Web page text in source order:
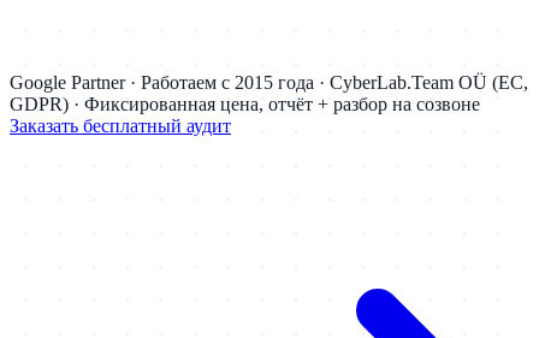
Google Partner · Работаем с 2015 года · CyberLab.Team OÜ (ЕС,
GDPR) · Фиксированная цена, отчёт + разбор на созвоне
Заказать бесплатный аудит